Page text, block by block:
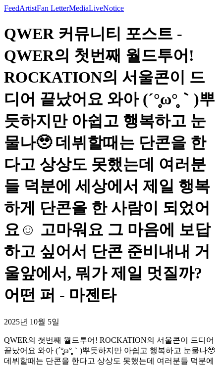
FeedArtistFan LetterMediaLiveNotice
QWER 커뮤니티 포스트 -
QWER의 첫번째 월드투어!
ROCKATION의 서울콘이 드
디어 끝났어요 와아 (´°̥̥̥̥̥̥̥̥ω°̥̥̥̥̥̥̥̥｀)뿌
듯하지만 아쉽고 행복하고 눈
물나🥹 데뷔할때는 단콘을 한
다고 상상도 못했는데 여러분
들 덕분에 세상에서 제일 행복
하게 단콘을 한 사람이 되었어
요☺️ 고마워요 그 마음에 보답
하고 싶어서 단콘 준비내내 거
울앞에서, 뭐가 제일 멋질까?
어떤 퍼 - 마젠타
2025년 10월 5일
QWER의 첫번째 월드투어! ROCKATION의 서울콘이 드디어
끝났어요 와아 (´°̥̥̥̥̥̥̥̥ω°̥̥̥̥̥̥̥̥｀)뿌듯하지만 아쉽고 행복하고 눈물나🥹
데뷔할때는 단콘을 한다고 상상도 못했는데 여러분들 덕분에